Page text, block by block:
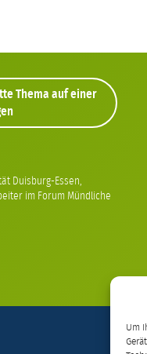
Um
Thema auf einer
Duisburg-Essen,
im Forum Mündliche